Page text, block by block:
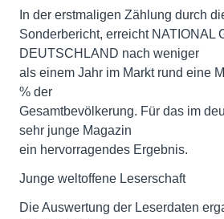
In der erstmaligen Zählung durch
Sonderbericht, erreicht NATIONAL
DEUTSCHLAND nach weniger
als einem Jahr im Markt rund eine
% der
Gesamtbevölkerung. Für das im
sehr junge Magazin
ein hervorragendes Ergebnis.
Junge weltoffene Leserschaft
Die Auswertung der Leserdaten